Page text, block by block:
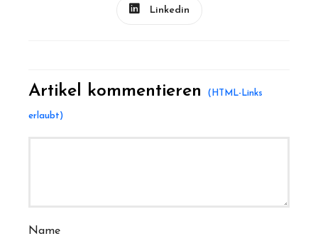
Linkedin
Artikel kommentieren
Name